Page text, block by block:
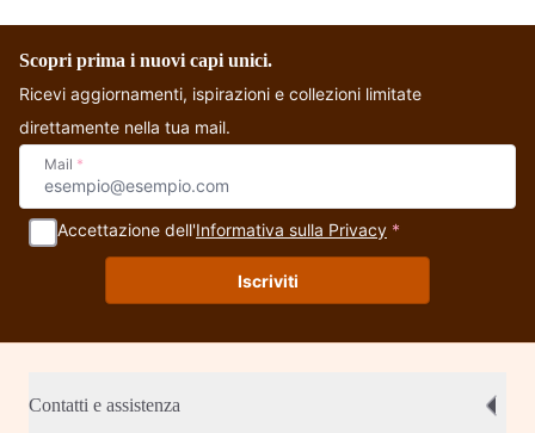
Barca - Jodhpur
Scopri prima i nuovi capi unici.
Ricevi aggiornamenti, ispirazioni e collezioni limitate
direttamente nella tua mail.
Mail *
Accettazione dell'Informativa sulla Privacy *
Iscriviti
Contatti e assistenza